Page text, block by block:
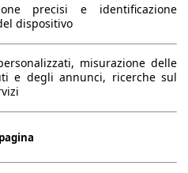
2700 mm
1945 kg
-
5
5
-
-
370 l
precisi e identificazione
dispositivo
misurazione delle
e degli annunci, ricerche sul